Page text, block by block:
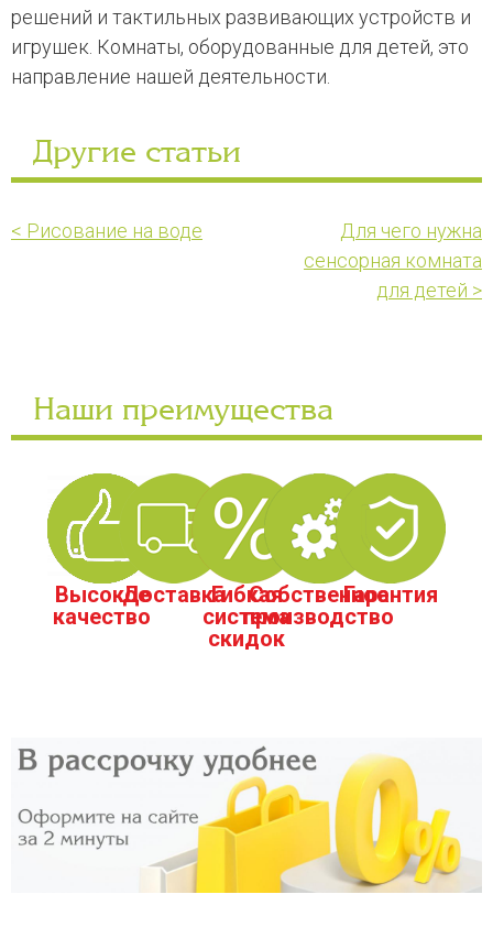
решений и тактильных развивающих устройств и
игрушек. Комнаты, оборудованные для детей, это
направление нашей деятельности.
Другие статьи
< Рисование на воде
Для чего нужна
сенсорная комната
для детей >
Наши преимущества
Высокое
качество
ДоставкаГибкая
система
скидок
Собственное
производство
Гарантия